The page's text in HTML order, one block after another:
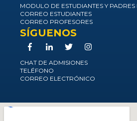
MODULO DE ESTUDIANTES Y PADRES
CORREO ESTUDIANTES
CORREO PROFESORES
SÍGUENOS
CHAT DE ADMISIONES
TELÉFONO
CORREO ELECTRÓNICO